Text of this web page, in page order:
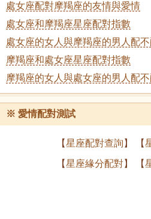
處女座配對摩羯座的友情與愛情
處女座和摩羯座星座配對指數
處女座的女人與摩羯座的男人配不
摩羯座和處女座星座配對指數
摩羯座的女人與處女座的男人配不
※ 愛情配對測試
【星座配對查詢 】 【
【星座緣分配對】 【